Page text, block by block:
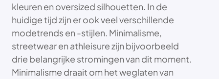
kleuren en oversized silhouetten. In de
huidige tijd zijn er ook veel verschillende
modetrends en -stijlen. Minimalisme,
streetwear en athleisure zijn bijvoorbeeld
drie belangrijke stromingen van dit moment.
Minimalisme draait om het weglaten van